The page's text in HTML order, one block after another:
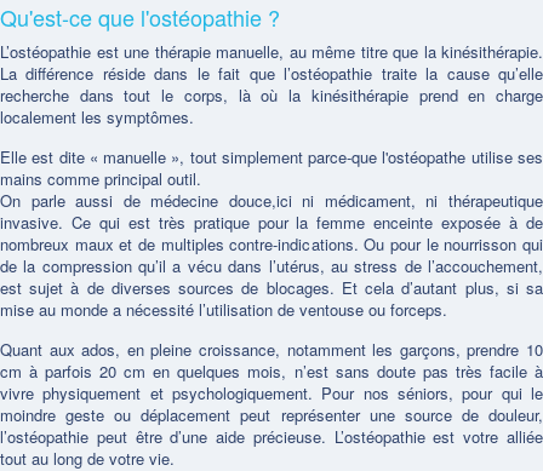
Qu'est-ce que l'ostéopathie ?
L’ostéopathie est une thérapie manuelle, au même titre que la kinésithérapie.
La différence réside dans le fait que l’ostéopathie traite la cause qu’elle
recherche dans tout le corps, là où la kinésithérapie prend en charge
localement les symptômes.
Elle est dite « manuelle », tout simplement parce-que l'ostéopathe utilise ses
mains comme principal outil.
On parle aussi de médecine douce,ici ni médicament, ni thérapeutique
invasive. Ce qui est très pratique pour la femme enceinte exposée à de
nombreux maux et de multiples contre-indications. Ou pour le nourrisson qui
de la compression qu’il a vécu dans l’utérus, au stress de l’accouchement,
est sujet à de diverses sources de blocages. Et cela d’autant plus, si sa
mise au monde a nécessité l’utilisation de ventouse ou forceps.
Quant aux ados, en pleine croissance, notamment les garçons, prendre 10
cm à parfois 20 cm en quelques mois, n’est sans doute pas très facile à
vivre physiquement et psychologiquement. Pour nos séniors, pour qui le
moindre geste ou déplacement peut représenter une source de douleur,
l’ostéopathie peut être d’une aide précieuse. L’ostéopathie est votre alliée
tout au long de votre vie.